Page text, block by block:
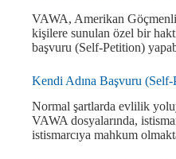
VAWA, Amerikan
kişilere sunulan özel bir
başvuru (Self-Petition)
Kendi Adına Başvuru
Normal şartlarda evlilik
VAWA dosyalarında,
istismarcıya mahkum